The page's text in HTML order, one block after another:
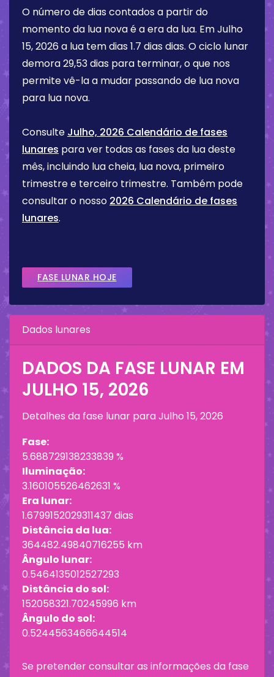
O número de dias contados a partir do
momento da lua nova é a era da lua. EmJulho
15, 2026 a lua tem dias 1.7 dias dias. O ciclo lunar
demora 29,53 dias para terminar, o que nos
permite vê-la a mudar passando de lua nova
para lua nova.
Consulte Julho, 2026 Calendário de fases
lunares para ver todas as fases da lua deste
mês, incluindo lua cheia, lua nova, primeiro
trimestre e terceiro trimestre. Também pode
consultar o nosso 2026 Calendário de fases
lunares.
FASE LUNAR HOJE
Dados lunares
DADOS DA FASE LUNAR EM
JULHO 15, 2026
Detalhes da fase lunar paraJulho 15, 2026
Fase:
5.688729138233839 %
Iluminação:
3.160105526462631 %
Era lunar:
1.6799152029311437 dias
Distância da lua:
364482.49840716255 km
Ângulo lunar:
0.5464135012527293
Distância do sol:
152058321.70245996 km
Ângulo do sol:
0.5244563466644514
Se pretender consultar as informações da fase